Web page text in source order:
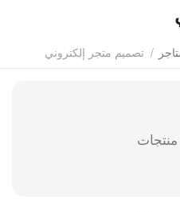
/ تصميم متجر إلكتروني
منتجات